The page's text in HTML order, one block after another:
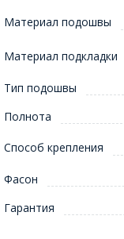
Материал подошвы
Материал подкладки
Тип подошвы
Полнота
Способ крепления
Фасон
Гарантия